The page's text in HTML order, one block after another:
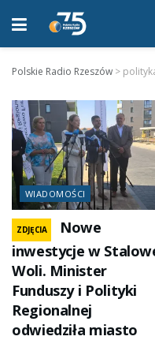
Polskie Radio Rzeszów >
WIADOMOŚCI
ZDJĘCIA
Nowe
inwestycje w
Woli. Minister
Funduszy i Polityki
Regionalnej
odwiedziła miasto